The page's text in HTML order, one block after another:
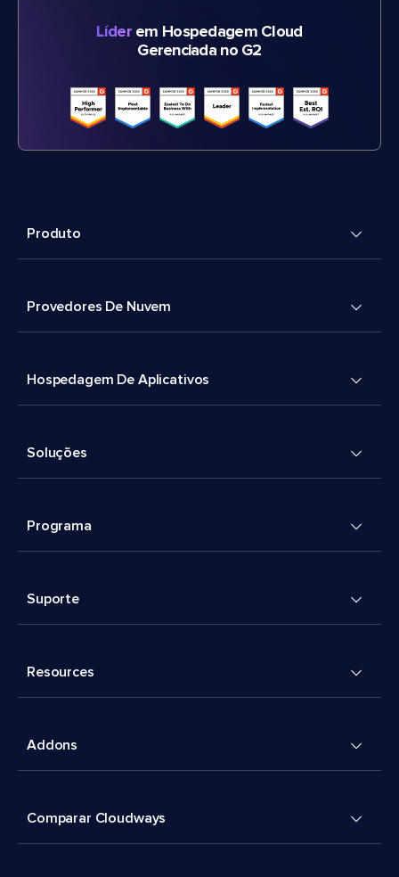
Líderem Hospedagem Cloud
Gerenciada no G2
Produto
Provedores De Nuvem
Hospedagem De Aplicativos
Soluções
Programa
Suporte
Resources
Addons
Comparar Cloudways